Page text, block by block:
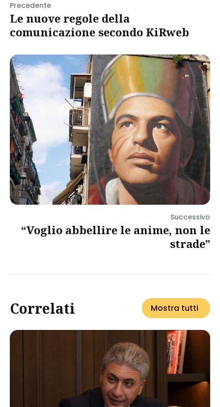
Precedente
Le nuove regole della
comunicazione secondo KiRweb
Successivo
“Voglio abbellire le anime, non le
strade”
Correlati Mostra tutti